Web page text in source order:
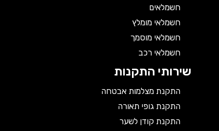
חשמלאים
חשמלאי מומלץ
חשמלאי מוסמך
חשמלאי רכב
שירותי התקנות
התקנת מצלמות אבטחה
התקנת גופי תאורה
התקנת קודן לשער